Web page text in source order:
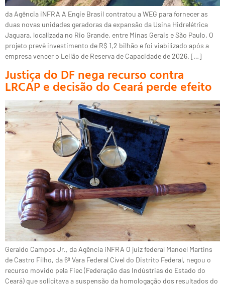
da Agência iNFRA A Engie Brasil contratou a WEG para fornecer as
duas novas unidades geradoras da expansão da Usina Hidrelétrica
Jaguara, localizada no Rio Grande, entre Minas Gerais e São Paulo. O
projeto prevê investimento de R$ 1,2 bilhão e foi viabilizado após a
empresa vencer o Leilão de Reserva de Capacidade de 2026. […]
Justiça do DF nega recurso contra
LRCAP e decisão do Ceará perde efeito
Geraldo Campos Jr., da Agência iNFRA O juiz federal Manoel Martins
de Castro Filho, da 6ª Vara Federal Cível do Distrito Federal, negou o
recurso movido pela Fiec (Federação das Indústrias do Estado do
Ceará) que solicitava a suspensão da homologação dos resultados do